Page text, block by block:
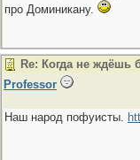
про Доминикану.
Re: Когда не ждёшь
Professor
Наш народ пофуисты.